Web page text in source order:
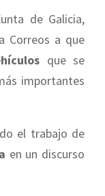
de Galicia,
Correos a que
que se
importantes
el trabajo de
en un discurso